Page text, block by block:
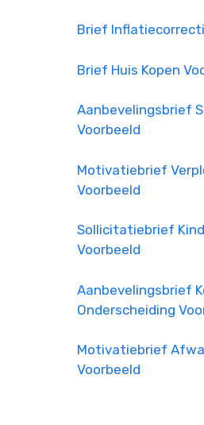
Brief
Brief Huis Kopen
Aanbevelingsbrief
Voorbeeld
Motivatiebrief
Voorbeeld
Sollicitatiebrief
Voorbeeld
Aanbevelingsbrief
Onderscheiding
Motivatiebrief
Voorbeeld